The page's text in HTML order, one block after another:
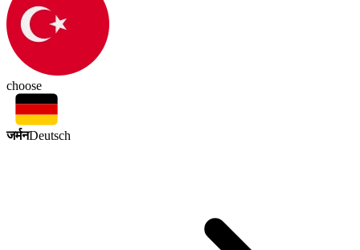
choose
जर्मनDeutsch